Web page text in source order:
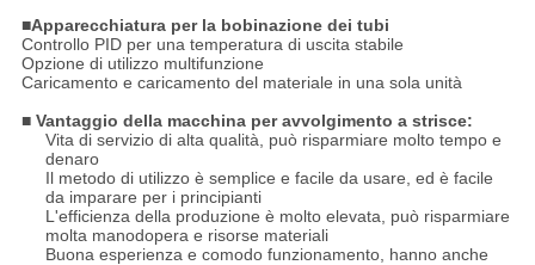
■Apparecchiatura per la bobinazione dei tubi
Controllo PID per una temperatura di uscita stabile
Opzione di utilizzo multifunzione
Caricamento e caricamento del materiale in una sola unità
■ Vantaggio della macchina per avvolgimento a strisce:
Vita di servizio di alta qualità, può risparmiare molto tempo e
denaro
Il metodo di utilizzo è semplice e facile da usare, ed è facile
da imparare per i principianti
L'efficienza della produzione è molto elevata, può risparmiare
molta manodopera e risorse materiali
Buona esperienza e comodo funzionamento, hanno anche